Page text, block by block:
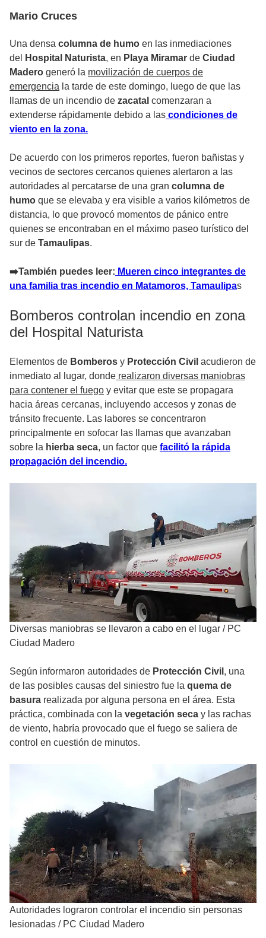
Mario Cruces
Una densa columna de humo en las inmediaciones
del
Hospital Naturista, en Playa Miramar de Ciudad
Madero generó la movilización de cuerpos de
emergencia la tarde de este domingo, luego de que las
llamas de un incendio de zacatal comenzaran a
extenderse rápidamente debido a las condiciones de
viento en la zona.
De acuerdo con los primeros reportes, fueron bañistas y
vecinos de sectores cercanos quienes alertaron a las
autoridades al percatarse de una gran columna de
humo que se elevaba y era visible a varios kilómetros de
distancia, lo que provocó momentos de pánico entre
quienes se encontraban en el máximo paseo turístico del
sur de Tamaulipas.
➡️También puedes leer: Mueren cinco integrantes de
una familia tras incendio en Matamoros, Tamaulipas
Bomberos controlan incendio en zona
del Hospital Naturista
Elementos de Bomberos y Protección Civil acudieron de
inmediato al lugar, donde realizaron diversas maniobras
para contener el fuego y evitar que este se propagara
hacia áreas cercanas, incluyendo accesos y zonas de
tránsito frecuente. Las labores se concentraron
principalmente en sofocar las llamas que avanzaban
sobre la hierba seca, un factor que facilitó la rápida
propagación del incendio.
Diversas maniobras se llevaron a cabo en el lugar / PC
Ciudad Madero
Según informaron autoridades de Protección Civil , una
de las posibles causas del siniestro fue la quema de
basura realizada por alguna persona en el área. Esta
práctica, combinada con la vegetación seca y las rachas
de viento, habría provocado que el fuego se saliera de
control en cuestión de minutos.
Autoridades lograron controlar el incendio sin personas
lesionadas / PC Ciudad Madero